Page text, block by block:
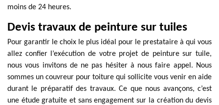
moins de 24 heures.
Devis travaux de peinture sur tuiles
Pour garantir le choix le plus idéal pour le prestataire à qui vous
allez confier l’exécution de votre projet de peinture sur tuile,
nous vous invitons de ne pas hésiter à nous faire appel. Nous
sommes un couvreur pour toiture qui sollicite vous venir en aide
durant le préparatif des travaux. Ce que nous avançons, c’est
une étude gratuite et sans engagement sur la création du devis